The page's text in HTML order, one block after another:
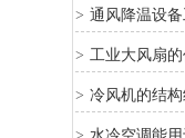
知道吗？
> 通风降温设
油的保养
> 工业大风扇
> 冷风机的结